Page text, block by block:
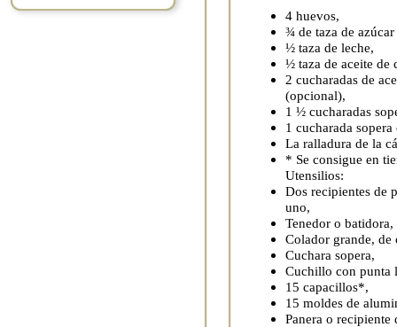
4 huevos,
¾ de taza de
½ taza de leche,
½ taza de aceite de
2 cucharadas de
(opcional),
1 ½ cucharadas
1 cucharada
La ralladura de la
* Se consigue en
Utensilios:
Dos recipientes de
uno,
Tenedor o batidora,
Colador grande,
Cuchara sopera,
Cuchillo con punta
15 capacillos*,
15 moldes de
Panera o recipiente